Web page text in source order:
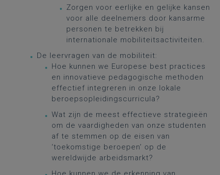
Zorgen voor eerlijke en gelijke kansen
voor alle deelnemers door kansarme
personen te betrekken bij
internationale mobiliteitsactiviteiten.
De leervragen van de mobiliteit:
Hoe kunnen we Europese best practices
en innovatieve pedagogische methoden
effectief integreren in onze lokale
beroepsopleidingscurricula?
Wat zijn de meest effectieve strategieën
om de vaardigheden van onze studenten
af te stemmen op de eisen van
‘toekomstige beroepen’ op de
wereldwijde arbeidsmarkt?